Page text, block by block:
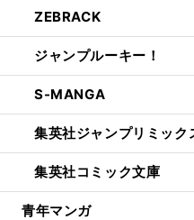
ZEBRACK
ジャンプルーキー！
S-MANGA
集英社ジャンプリミック
集英社コミック文庫
青年マンガ